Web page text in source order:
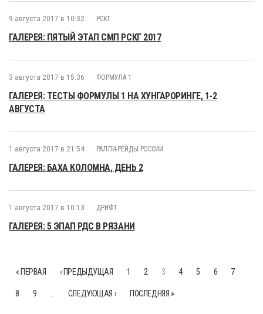
9 августа 2017 в 10:32 РСКГ
ГАЛЕРЕЯ: ПЯТЫЙ ЭТАП СМП РСКГ 2017
3 августа 2017 в 15:36 ФОРМУЛА 1
ГАЛЕРЕЯ: ТЕСТЫ ФОРМУЛЫ 1 НА ХУНГАРОРИНГЕ, 1-2
АВГУСТА
1 августа 2017 в 21:54 РАЛЛИ-РЕЙДЫ РОССИИ
ГАЛЕРЕЯ: БАХА КОЛОМНА, ДЕНЬ 2
1 августа 2017 в 10:13 ДРИФТ
ГАЛЕРЕЯ: 5 ЭПАП РДС В РЯЗАНИ
« ПЕРВАЯ ‹ ПРЕДЫДУЩАЯ 1 2 3 4 5 6 7
8 9 СЛЕДУЮЩАЯ › ПОСЛЕДНЯЯ »